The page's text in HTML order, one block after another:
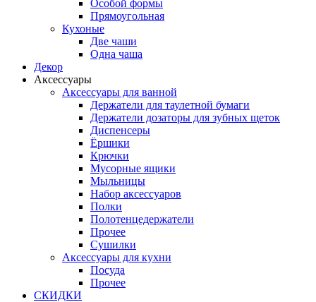
Особой формы
Прямоугольная
Кухоные
Две чаши
Одна чаша
Декор
Аксессуары
Аксессуары для ванной
Держатели для таулетной бумаги
Держатели дозаторы для зубных щеток
Диспенсеры
Ёршики
Крючки
Мусорные ящики
Мыльницы
Набор аксессуаров
Полки
Полотенцедержатели
Прочее
Сушилки
Аксессуары для кухни
Посуда
Прочее
СКИДКИ